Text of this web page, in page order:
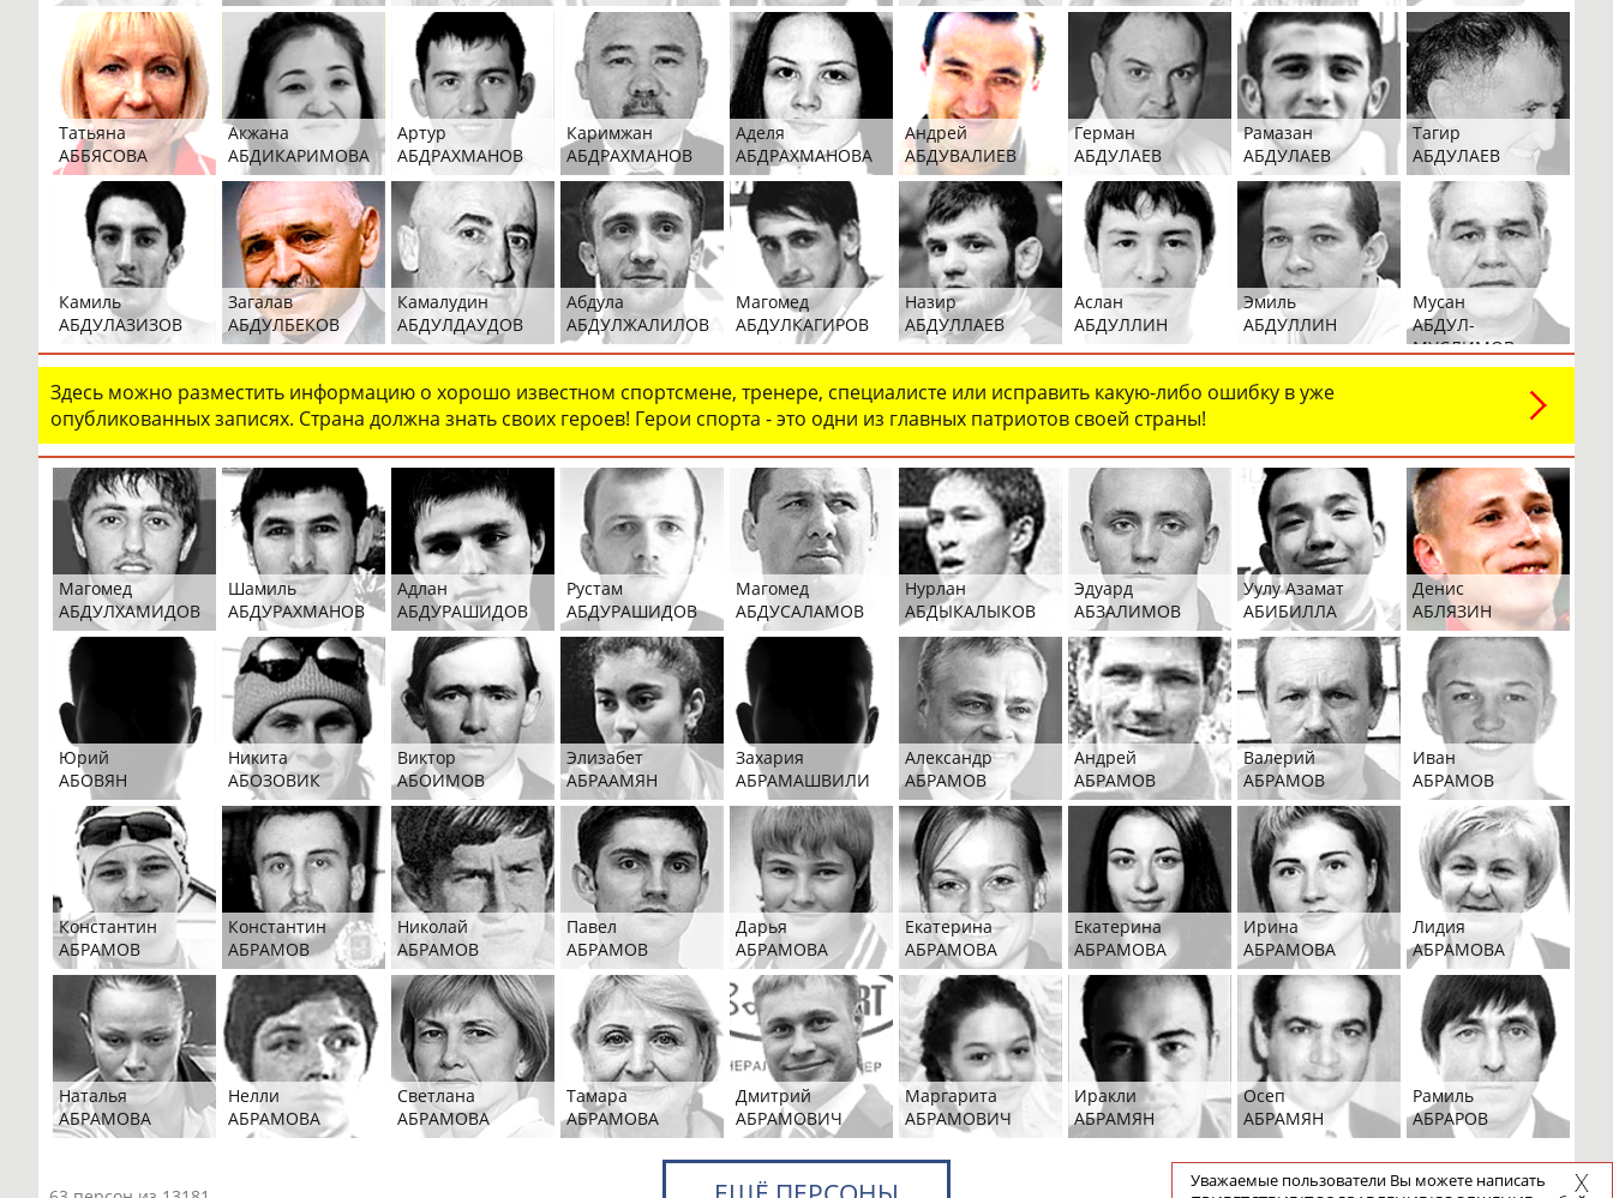
Татьяна
АББЯСОВА
Акжана
АБДИКАРИМОВА
Артур
АБДРАХМАНОВ
Каримжан
АБДРАХМАНОВ
Аделя
АБДРАХМАНОВА
Андрей
АБДУВАЛИЕВ
Герман
АБДУЛАЕВ
Рамазан
АБДУЛАЕВ
Тагир
АБДУЛАЕВ
Камиль
АБДУЛАЗИЗОВ
Загалав
АБДУЛБЕКОВ
Камалудин
АБДУЛДАУДОВ
Абдула
АБДУЛЖАЛИЛОВ
Магомед
АБДУЛКАГИРОВ
Назир
АБДУЛЛАЕВ
Аслан
АБДУЛЛИН
Эмиль
АБДУЛЛИН
Мусан
АБДУЛ-
МУСЛИМОВ
Здесь можно разместить информацию о хорошо известном спортсмене, тренере, специалисте или исправить какую-либо ошибку в уже
опубликованных записях. Страна должна знать своих героев! Герои спорта - это одни из главных патриотов своей страны!
Магомед
АБДУЛХАМИДОВ
Шамиль
АБДУРАХМАНОВ
Адлан
АБДУРАШИДОВ
Рустам
АБДУРАШИДОВ
Магомед
АБДУСАЛАМОВ
Нурлан
АБДЫКАЛЫКОВ
Эдуард
АБЗАЛИМОВ
Уулу Азамат
АБИБИЛЛА
Денис
АБЛЯЗИН
Юрий
АБОВЯН
Никита
АБОЗОВИК
Виктор
АБОИМОВ
Элизабет
АБРААМЯН
Захария
АБРАМАШВИЛИ
Александр
АБРАМОВ
Андрей
АБРАМОВ
Валерий
АБРАМОВ
Иван
АБРАМОВ
Константин
АБРАМОВ
Константин
АБРАМОВ
Николай
АБРАМОВ
Павел
АБРАМОВ
Дарья
АБРАМОВА
Екатерина
АБРАМОВА
Екатерина
АБРАМОВА
Ирина
АБРАМОВА
Лидия
АБРАМОВА
Наталья
АБРАМОВА
Нелли
АБРАМОВА
Светлана
АБРАМОВА
Тамара
АБРАМОВА
Дмитрий
АБРАМОВИЧ
Маргарита
АБРАМОВИЧ
Иракли
АБРАМЯН
Осеп
АБРАМЯН
Рамиль
АБРАРОВ
Уважаемые пользователи Вы можете написать